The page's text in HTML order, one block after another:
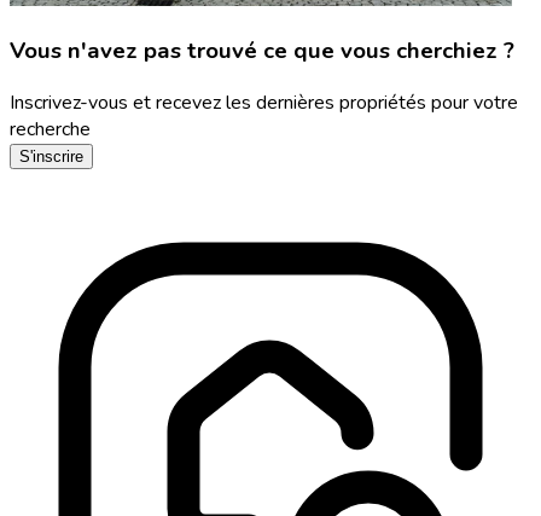
Vous n'avez pas trouvé ce que vous cherchiez ?
Inscrivez-vous et recevez les dernières propriétés pour votre
recherche
S'inscrire